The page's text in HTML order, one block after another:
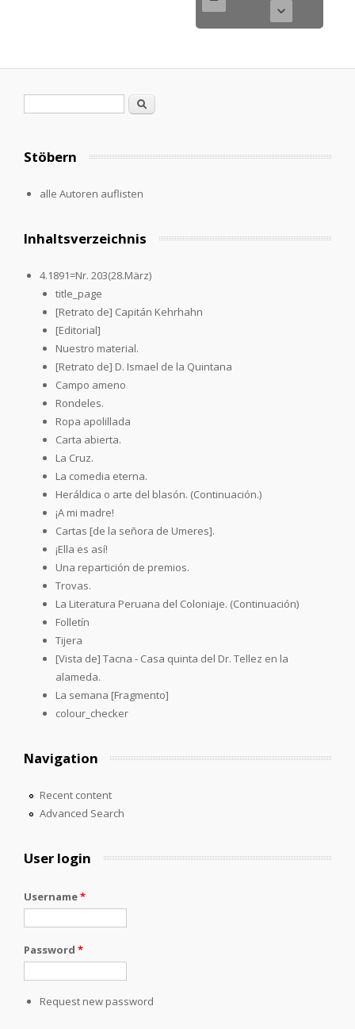
Search
Stöbern
alle Autoren auflisten
Inhaltsverzeichnis
4.1891=Nr. 203(28.März)
title_page
[Retrato de] Capitán Kehrhahn
[Editorial]
Nuestro material.
[Retrato de] D. Ismael de la Quintana
Campo ameno
Rondeles.
Ropa apolillada
Carta abierta.
La Cruz.
La comedia eterna.
Heráldica o arte del blasón. (Continuación.)
¡A mi madre!
Cartas [de la señora de Umeres].
¡Ella es así!
Una repartición de premios.
Trovas.
La Literatura Peruana del Coloniaje. (Continuación)
Folletín
Tijera
[Vista de] Tacna - Casa quinta del Dr. Tellez en la
alameda.
La semana [Fragmento]
colour_checker
Navigation
Recent content
Advanced Search
User login
Username*
Password *
Request new password